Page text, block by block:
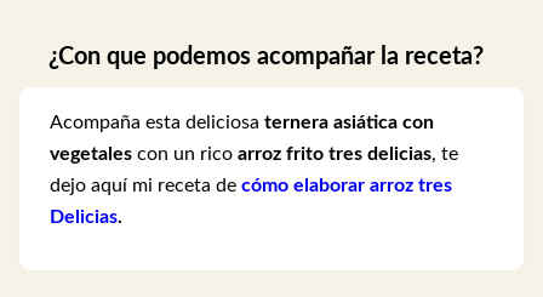
¿Con que podemos acompañar la receta?
Acompaña esta deliciosa ternera asiática con
vegetales con un rico arroz frito tres delicias, te
dejo aquí mi receta de cómo elaborar arroz tres
Delicias.